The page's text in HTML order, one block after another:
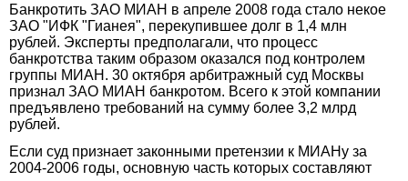
Банкротить ЗАО МИАН в апреле 2008 года стало некое
ЗАО "ИФК "Гианея", перекупившее долг в 1,4 млн
рублей. Эксперты предполагали, что процесс
банкротства таким образом оказался под контролем
группы МИАН. 30 октября арбитражный суд Москвы
признал ЗАО МИАН банкротом. Всего к этой компании
предъявлено требований на сумму более 3,2 млрд
рублей.
Если суд признает законными претензии к МИАНу за
2004-2006 годы, основную часть которых составляют